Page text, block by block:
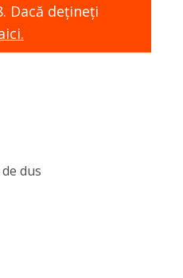
Dacă dețineți
dus